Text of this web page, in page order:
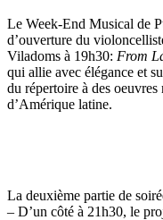
Le Week-End Musical de
d’ouverture du
Viladoms à 19h30: From
qui allie avec élégance et
du répertoire à des
d’Amérique latine.
La deuxième partie de
– D’un côté à 21h30, le